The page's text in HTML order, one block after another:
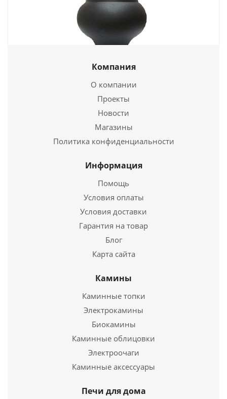
Горшок чугунный 2,5л (БЛЗ)
2 540руб.
Подробнее
Купить в 1 клик
3 790руб.
Подробнее
Компания
О компании
Проекты
Новости
Магазины
Политика конфиденциальности
Информация
Помощь
Условия оплаты
Условия доставки
Гарантия на товар
Блог
Карта сайта
Камины
Каминные топки
Электрокамины
Биокамины
Каминные облицовки
Электроочаги
Каминные аксессуары
Печи для дома